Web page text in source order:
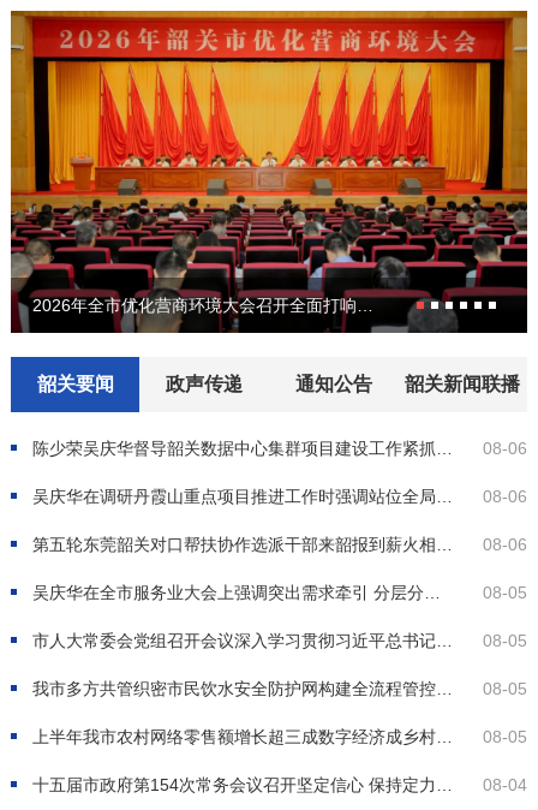
韶关要闻 政声传递 通知公告 韶关新闻联播
陈少荣吴庆华督导韶关数据中心集群项目建设工作紧抓快干 加力奋进 08-06
吴庆华在调研丹霞山重点项目推进工作时强调站位全局服务大局 景城联动一体发展 08-06
第五轮东莞韶关对口帮扶协作选派干部来韶报到薪火相传接续奋斗 莞韶协作再启新程 08-06
吴庆华在全市服务业大会上强调突出需求牵引 分层分类推进 奋力开
08-05
市人大常委会党组召开会议深入学习贯彻习近平总书记重要讲话重要指示精神 08-05
我市多方共管织密市民饮水安全防护网构建全流程管控体系 08-05
上半年我市农村网络零售额增长超三成数字经济成乡村振兴强劲新引擎 08-05
十五届市政府第154次常务会议召开坚定信心 保持定力 稳扎稳打 奋
08-04